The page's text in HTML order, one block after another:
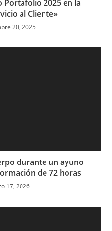
Portafolio 2025 en la
al Cliente»
20, 2025
durante un ayuno
de 72 horas
17, 2026